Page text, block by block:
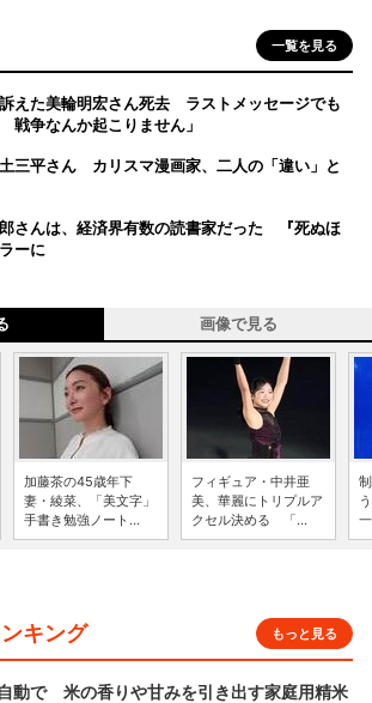
一覧を見る
えた美輪明宏さん死去 ラストメッセージでも
争なんか起こりません」
三平さん カリスマ漫画家、二人の「違い」と
さんは、経済界有数の読書家だった 『死ぬほ
ーに
画像で見る
加藤茶の45歳年下
妻・綾菜、「美文字」
手書き勉強ノート...
フィギュア・中井亜
美、華麗にトリプルア
クセル決める 「...
キング もっと見る
動で 米の香りや甘みを引き出す家庭用精米